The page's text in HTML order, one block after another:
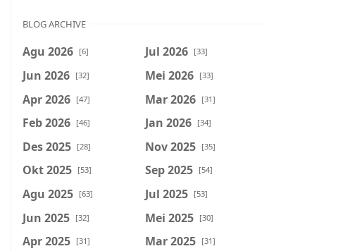
BLOG ARCHIVE
Agu 2026 [6] Jul 2026 [33]
Jun 2026 [32] Mei 2026 [33]
Apr 2026 [47] Mar 2026 [31]
Feb 2026 [46] Jan 2026 [34]
Des 2025 [28] Nov 2025 [35]
Okt 2025 [53] Sep 2025 [54]
Agu 2025 [63] Jul 2025 [53]
Jun 2025 [32] Mei 2025 [30]
Apr 2025 [31] Mar 2025 [31]